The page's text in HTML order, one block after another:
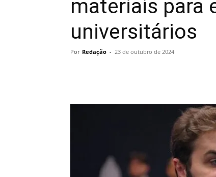
materiais para
universitários
Por Redação - 23 de outubro de 2024